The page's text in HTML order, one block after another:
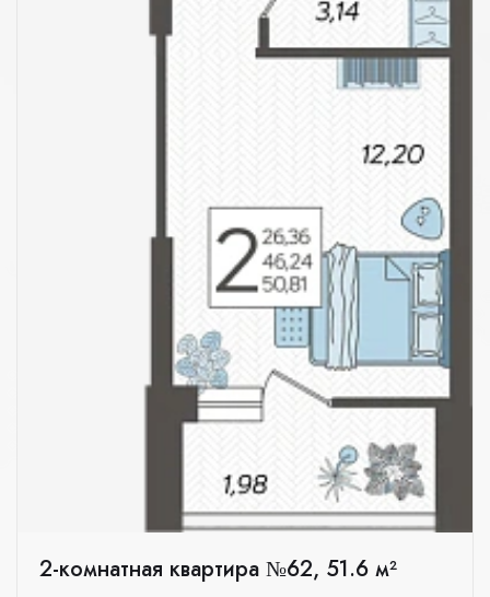
2-комнатная квартира №62, 51.6 м²